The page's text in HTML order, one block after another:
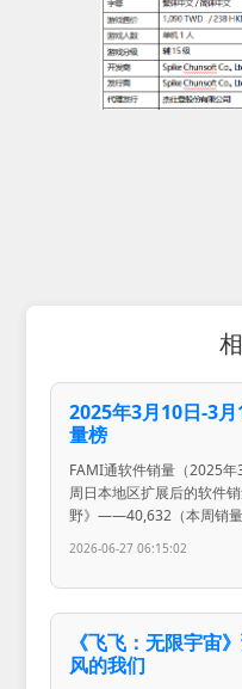
2025年3月10日-3
量榜
FAMI通软件销量（2025
周日本地区扩展后的软件
野》——40,632（本周销
2026-06-27 06:15:02
《飞飞：无限宇宙
风的我们